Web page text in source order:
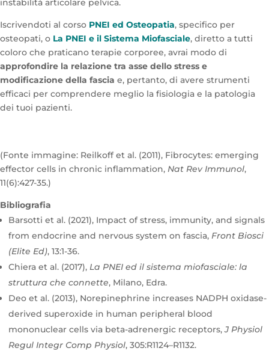
instabilità articolare pelvica.
Iscrivendoti al corso PNEI ed Osteopatia, specifico per
osteopati, o La PNEI e il Sistema Miofasciale, diretto a tutti
coloro che praticano terapie corporee, avrai modo di
approfondire la relazione tra asse dello stress e
modificazione della fascia e, pertanto, di avere strumenti
efficaci per comprendere meglio la fisiologia e la patologia
dei tuoi pazienti.
(Fonte immagine: Reilkoff et al. (2011), Fibrocytes: emerging
effector cells in chronic inflammation, Nat Rev Immunol,
11(6):427-35.)
Bibliografia
Barsotti et al. (2021), Impact of stress, immunity, and signals
from endocrine and nervous system on fascia, Front Biosci
(Elite Ed), 13:1-36.
Chiera et al. (2017), La PNEI ed il sistema miofasciale: la
struttura che connette, Milano, Edra.
Deo et al. (2013), Norepinephrine increases NADPH oxidase-
derived superoxide in human peripheral blood
mononuclear cells via beta-adrenergic receptors,J Physiol
Regul Integr Comp Physiol, 305:R1124–R1132.